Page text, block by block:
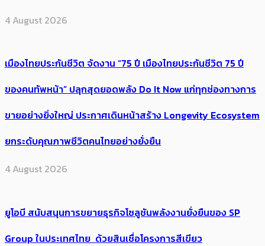
4 August 2026
เมืองไทยประกันชีวิต จัดงาน “75 ปี เมืองไทยประกันชีวิต 75 ปี
ของคนทัพหน้า” ปลุกสุดยอดพลัง Do It Now แก่ทุกช่องทางการ
ขายอย่างยิ่งใหญ่ ประกาศเดินหน้าสร้าง Longevity Ecosystem
ยกระดับคุณภาพชีวิตคนไทยอย่างยั่งยืน
4 August 2026
ยูโอบี สนับสนุนการขยายธุรกิจโซลูชันพลังงานยั่งยืนของ SP
Group ในประเทศไทย ด้วยสินเชื่อโครงการสีเขียว